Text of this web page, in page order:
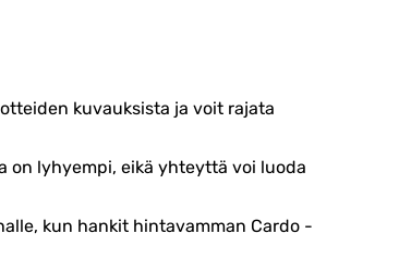
kuvauksista ja voit rajata
on lyhyempi, eikä yhteyttä voi luoda
kun hankit hintavamman Cardo -